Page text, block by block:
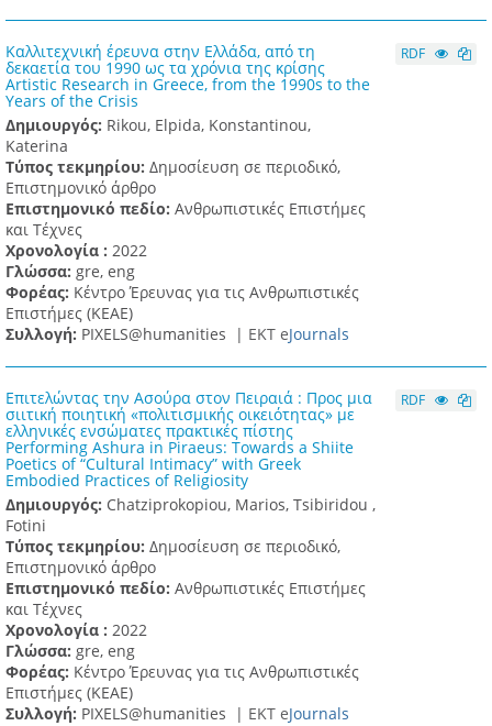
Καλλιτεχνική έρευνα στην Ελλάδα, από τη
δεκαετία του 1990 ως τα χρόνια της κρίσης
Artistic Research in Greece, from the 1990s to the
Years of the Crisis
Δημιουργός: Rikou, Elpida, Konstantinou,
Katerina
Τύπος τεκμηρίου: Δημοσίευση σε περιοδικό,
Επιστημονικό άρθρο
Επιστημονικό πεδίο: Ανθρωπιστικές Επιστήμες
και Τέχνες
Χρονολογία : 2022
Γλώσσα: gre, eng
Φορέας: Κέντρο Έρευνας για τις Ανθρωπιστικές
Επιστήμες (ΚΕΑΕ)
Συλλογή: PIXELS@humanities | ΕΚΤ eJournals
RDF
Επιτελώντας την Ασούρα στον Πειραιά : Προς μια
σιιτική ποιητική «πολιτισμικής οικειότητας» με
ελληνικές ενσώματες πρακτικές πίστης
Performing Ashura in Piraeus: Towards a Shiite
Poetics of “Cultural Intimacy” with Greek
Embodied Practices of Religiosity
Δημιουργός: Chatziprokopiou, Marios, Tsibiridou ,
Fotini
Τύπος τεκμηρίου: Δημοσίευση σε περιοδικό,
Επιστημονικό άρθρο
Επιστημονικό πεδίο: Ανθρωπιστικές Επιστήμες
και Τέχνες
Χρονολογία : 2022
Γλώσσα: gre, eng
Φορέας: Κέντρο Έρευνας για τις Ανθρωπιστικές
Επιστήμες (ΚΕΑΕ)
Συλλογή: PIXELS@humanities | ΕΚΤ eJournals
RDF